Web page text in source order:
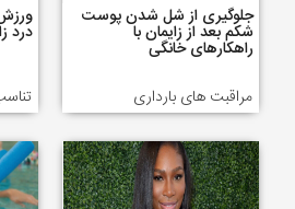
جلوگیری از شل شدن پوست
شکم بعد از زایمان با
راهکارهای خانگی
مراقبت های بارداری
درد